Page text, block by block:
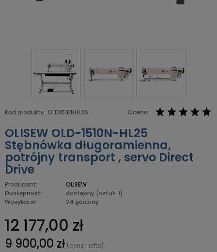
Ocena:
Kod produktu: OLD1510NHL25
OLISEW OLD-1510N-HL25
Stębnówka długoramienna,
potrójny transport , servo Direct
Drive
Producent:
OLISEW
Dostępność:
dostępny (sztuk: 1)
Wysyłka w:
24 godziny
12 177,00 zł
9 900,00 zł (cena netto)